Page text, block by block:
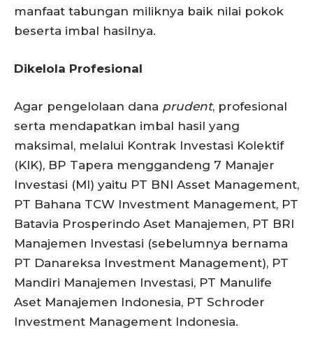
manfaat tabungan miliknya baik nilai pokok
beserta imbal hasilnya.
Dikelola Profesional
Agar pengelolaan dana prudent, profesional
serta mendapatkan imbal hasil yang
maksimal, melalui Kontrak Investasi Kolektif
(KIK), BP Tapera menggandeng 7 Manajer
Investasi (MI) yaitu PT BNI Asset Management,
PT Bahana TCW Investment Management, PT
Batavia Prosperindo Aset Manajemen, PT BRI
Manajemen Investasi (sebelumnya bernama
PT Danareksa Investment Management), PT
Mandiri Manajemen Investasi, PT Manulife
Aset Manajemen Indonesia, PT Schroder
Investment Management Indonesia.